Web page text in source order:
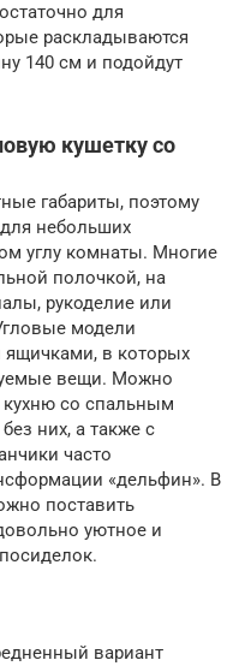
для
раскладываются
140 см и подойдут
кушетку со
габариты, поэтому
небольших
углу комнаты. Многие
полочкой, на
рукоделие или
модели
в которых
вещи. Можно
кухню со спальным
них, а также с
часто
«дельфин». В
поставить
уютное и
вариант